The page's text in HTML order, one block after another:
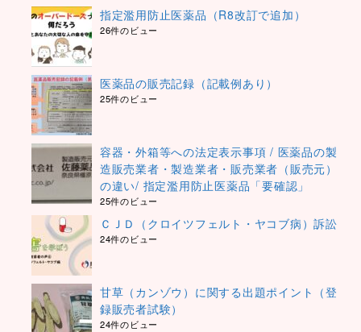
指定濫用防止医薬品（R8改訂で追加）
26件のビュー
医薬品の販売記録（記載例あり）
25件のビュー
容器・外箱等への法定表示事項 / 医薬品の製
造販売業者・製造業者・販売業者（販売元）
の違い/ 指定濫用防止医薬品「要確認」
25件のビュー
ＣＪＤ（クロイツフェルト・ヤコブ病）訴訟
24件のビュー
甘草（カンゾウ）に関する出題ポイント（登
録販売者試験）
24件のビュー